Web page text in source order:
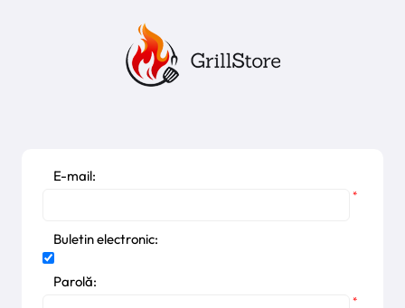
E-mail:
*
Buletin electronic:
Parolă:
*